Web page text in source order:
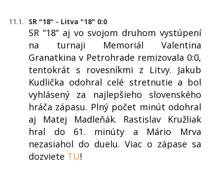
11.1. SR "18" - Litva "18" 0:0
SR “18“ aj vo svojom druhom vystúpení
na turnaji Memoriál Valentina
Granatkina v Petrohrade remizovala 0:0,
tentokrát s rovesníkmi z Litvy. Jakub
Kudlička odohral celé stretnutie a bol
vyhlásený za najlepšieho slovenského
hráča zápasu. Plný počet minút odohral
aj Matej Madleňák. Rastislav Kružliak
hral do 61. minúty a Mário Mrva
nezasiahol do duelu. Viac o zápase sa
dozviete TU!